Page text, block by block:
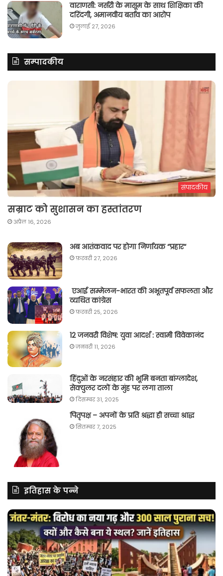
वाराणसी: नर्सरी के मासूम के साथ शिक्षिका की
दरिंदगी, अमानवीय बर्ताव का आरोप
जुलाई 27, 2026
सम्पादकीय
संपादकीय
सम्राट को सुशासन का हस्तांतरण
अप्रैल 16, 2026
अब आतंकवाद पर होगा निर्णायक “प्रहार“
फ़रवरी 27, 2026
एआई सम्मेलन-भारत की अभूतपूर्व सफलता और
व्यथित कांग्रेस
फ़रवरी 25, 2026
12 जनवरी विशेष: युवा आदर्श : स्वामी विवेकानंद
जनवरी 11, 2026
हिंदुओं के नरसंहार की भूमि बनता बांग्लादेश,
सेक्युलर दलों के मुंह पर लगा ताला
दिसम्बर 31, 2025
पितृपक्ष – अपनों के प्रति श्रद्धा ही सच्चा श्राद्ध
सितम्बर 7, 2025
इतिहास के पन्ने